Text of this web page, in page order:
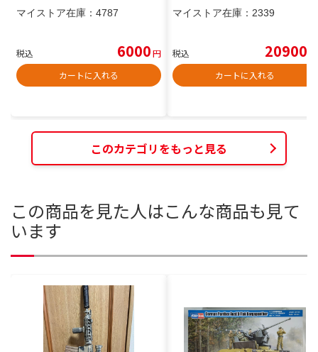
マイストア在庫： 4787
税込 6000円
カートに入れる
マイストア在庫： 2339
税込 20900
カートに入れる
このカテゴリをもっと見る
この商品を見た人はこんな商品も見て
います